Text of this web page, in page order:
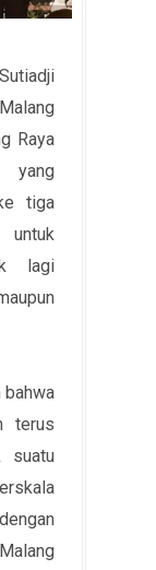
Raya
yang
tiga
lagi
bahwa
terus
suatu